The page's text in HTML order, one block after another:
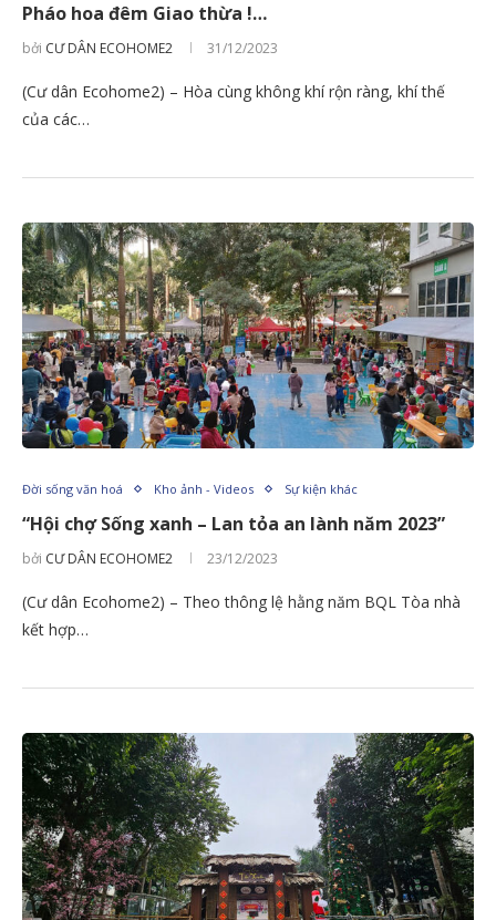
Pháo hoa đêm Giao thừa !…
bởi CƯ DÂN ECOHOME2 31/12/2023
(Cư dân Ecohome2) – Hòa cùng không khí rộn ràng, khí thế
của các…
Đời sống văn hoá Kho ảnh - Videos Sự kiện khác
“Hội chợ Sống xanh – Lan tỏa an lành năm 2023”
bởi CƯ DÂN ECOHOME2 23/12/2023
(Cư dân Ecohome2) – Theo thông lệ hằng năm BQL Tòa nhà
kết hợp…